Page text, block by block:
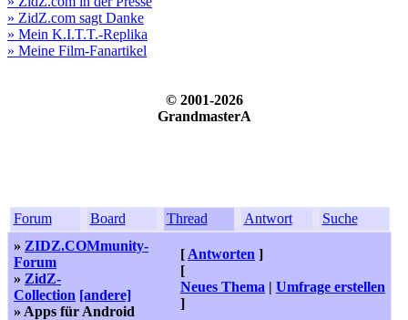
» ZidZ.com sagt Danke
» Mein K.I.T.T.-Replika
» Meine Film-Fanartikel
© 2001-2026
GrandmasterA
Forum Board Thread Antwort
Suche
» ZIDZ.COMmunity-
Forum
» ZidZ-
Collection [andere]
» Apps für Android
[ Antworten ]
[
Neues Thema | Umfrage erstellen
]